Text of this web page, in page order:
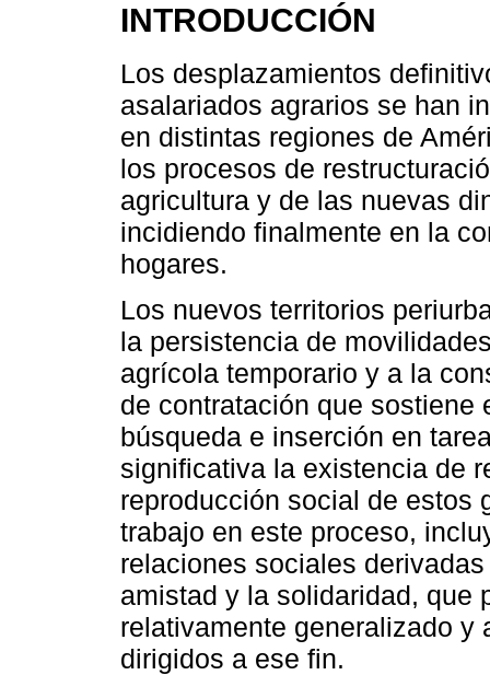
INTRODUCCIÓN
Los desplazamientos
asalariados agrarios se han
en distintas regiones de
los procesos de
agricultura y de las nuevas
incidiendo finalmente en la
hogares.
Los nuevos territorios
la persistencia de
agrícola temporario y a la
de contratación que
búsqueda e inserción en
significativa la existencia de
reproducción social de estos
trabajo en este proceso,
relaciones sociales
amistad y la solidaridad, que
relativamente generalizado y
dirigidos a ese fin.